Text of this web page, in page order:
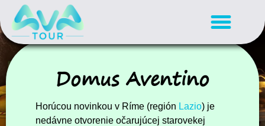
Domus Aventino
Horúcou novinkou v Ríme (región Lazio) je
nedávne otvorenie očarujúcej starovekej